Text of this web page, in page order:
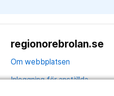
regionorebrolan.se
Om webbplatsen
Inloggning för anställda